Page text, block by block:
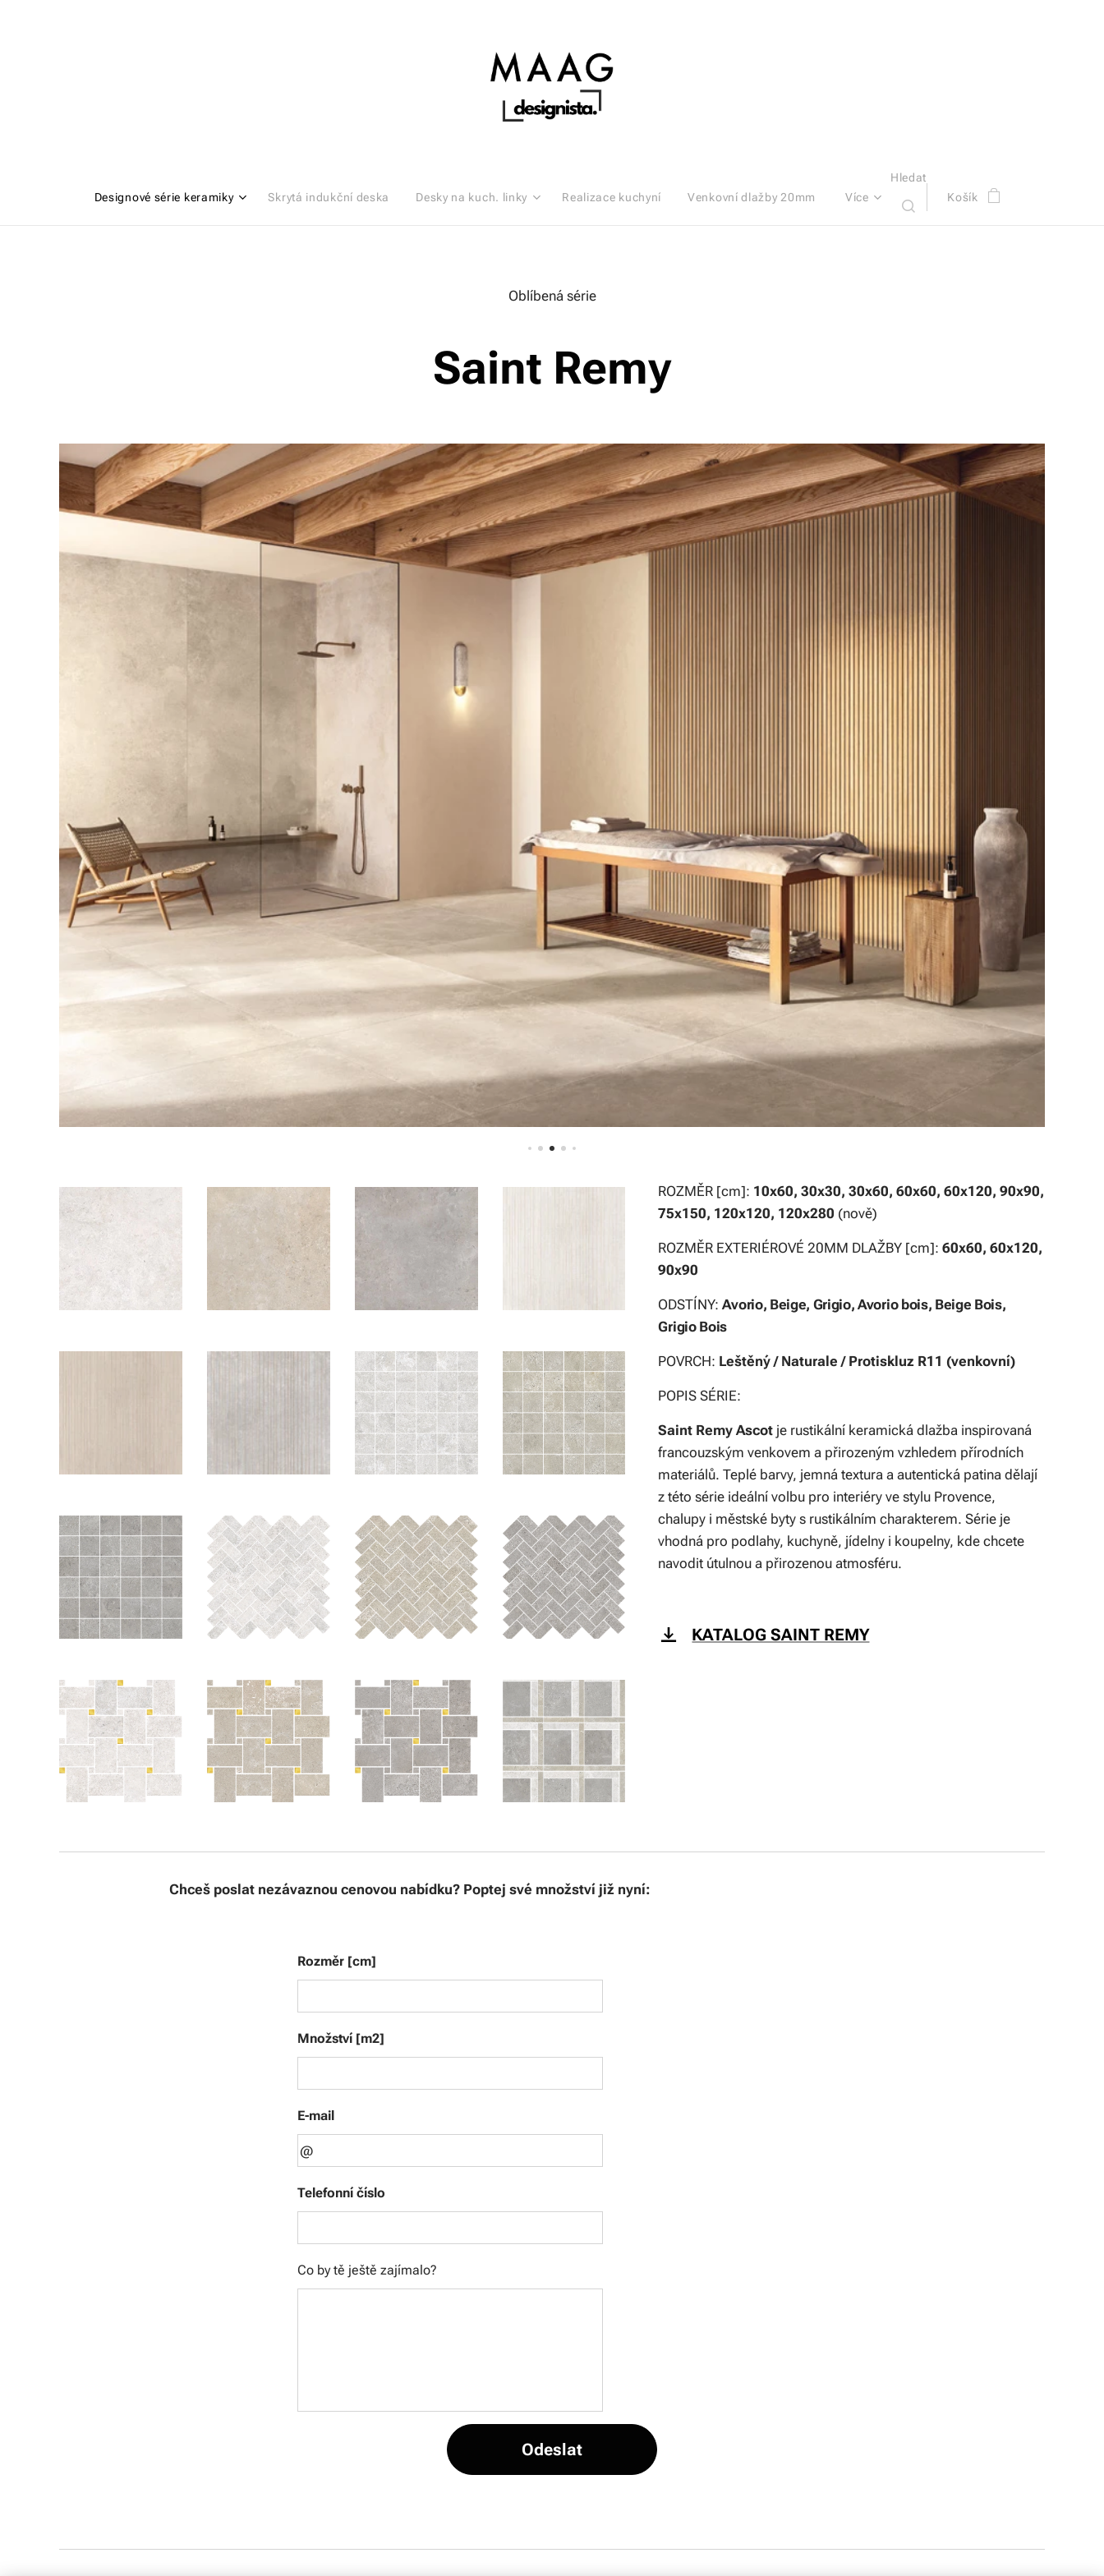
Designové série keramiky Skrytá indukční deska Desky na kuch. linky Realizace kuchyní Venkovní dlažby 20mm Více
Hledat
Košík
Oblíbená série
Saint Remy
ROZMĚR [cm]: 10x60, 30x30, 30x60, 60x60, 60x120, 90x90,
75x150, 120x120, 120x280 (nově)
ROZMĚR EXTERIÉROVÉ 20MM DLAŽBY [cm]:60x60, 60x120,
90x90
ODSTÍNY:Avorio, Beige, Grigio, Avorio bois, Beige Bois,
Grigio Bois
POVRCH: Leštěný / Naturale / Protiskluz R11 (venkovní)
POPIS SÉRIE:
Saint Remy Ascot je rustikální keramická dlažba inspirovaná
francouzským venkovem a přirozeným vzhledem přírodních
materiálů. Teplé barvy, jemná textura a autentická patina dělají
z této série ideální volbu pro interiéry ve stylu Provence,
chalupy i městské byty s rustikálním charakterem. Série je
vhodná pro podlahy, kuchyně, jídelny i koupelny, kde chcete
navodit útulnou a přirozenou atmosféru.
KATALOG SAINT REMY
Chceš poslat nezávaznou cenovou nabídku? Poptej své množství již nyní:
Rozměr [cm]
Množství [m2]
E-mail
Telefonní číslo
Co by tě ještě zajímalo?
Odeslat